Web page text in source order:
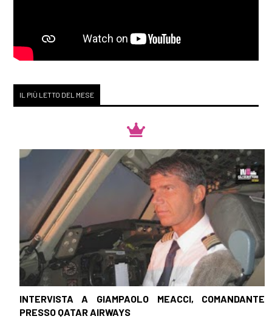
IL PIÙ LETTO DEL MESE
INTERVISTA A GIAMPAOLO MEACCI, COMANDANTE
PRESSO QATAR AIRWAYS